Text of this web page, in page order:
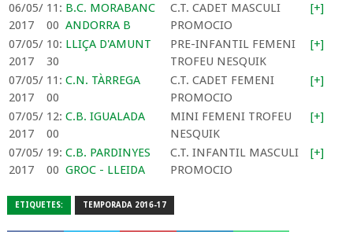
06/05/
2017
11:
00
B.C. MORABANC
ANDORRA B
C.T. CADET MASCULI
PROMOCIO
[+]
07/05/
2017
10:
30
LLIÇA D'AMUNT
PRE-INFANTIL FEMENI
TROFEU NESQUIK
[+]
07/05/
2017
11:
00
C.N. TÀRREGA
C.T. CADET FEMENI
PROMOCIO
[+]
07/05/
2017
12:
00
C.B. IGUALADA
MINI FEMENI TROFEU
NESQUIK
[+]
07/05/
2017
19:
00
C.B. PARDINYES
GROC - LLEIDA
C.T. INFANTIL MASCULI
PROMOCIO
[+]
ETIQUETES: TEMPORADA 2016-17